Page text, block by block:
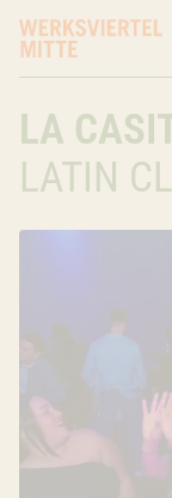
Zugang via
LA
LATIN